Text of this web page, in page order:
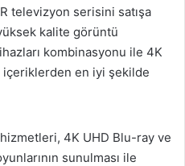
televizyon serisini satışa
kalite görüntü
kombinasyonu ile 4K
içeriklerden en iyi şekilde
4K UHD Blu-ray ve
sunulması ile